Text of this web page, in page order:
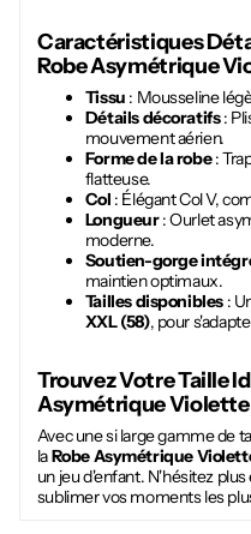
Caractéristiques
Robe Asymétrique
Tissu : Mousseline
Détails décoratifs:
mouvement aérien.
Forme de la robe:
flatteuse.
Col : Élégant Col V,
Longueur: Ourlet
moderne.
Soutien-gorge
maintien optimaux.
Tailles disponibles:
XXL (58), pour
Trouvez Votre Taille
Asymétrique
Avec une si large gamme de
laRobe Asymétrique
un jeu d'enfant. N'hésitez
sublimer vos moments les